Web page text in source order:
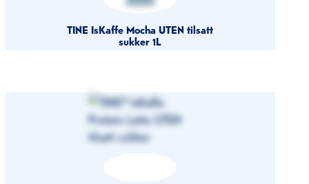
TINE IsKaffe Mocha UTEN tilsatt
sukker 1L